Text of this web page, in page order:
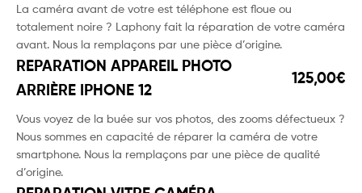
La caméra avant de votre est téléphone est floue ou
totalement noire ? Laphony fait la réparation de votre caméra
avant. Nous la remplaçons par une pièce d’origine.
REPARATION APPAREIL PHOTO
ARRIÈRE IPHONE 12
125,00€
Vous voyez de la buée sur vos photos, des zooms défectueux ?
Nous sommes en capacité de réparer la caméra de votre
smartphone. Nous la remplaçons par une pièce de qualité
d’origine.